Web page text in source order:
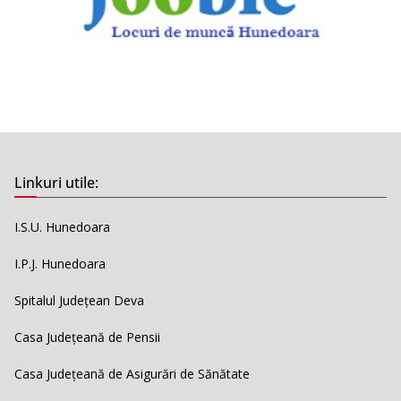
Linkuri utile:
I.S.U. Hunedoara
I.P.J. Hunedoara
Spitalul Județean Deva
Casa Județeană de Pensii
Casa Județeană de Asigurări de Sănătate